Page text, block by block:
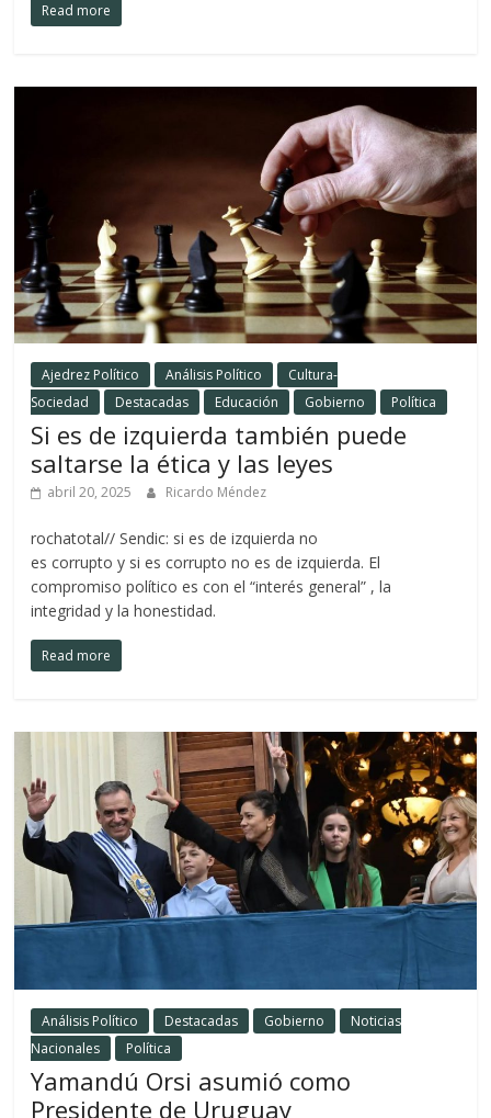
Read more
Ajedrez Político Análisis Político
Cultura-
Sociedad
Destacadas Educación Gobierno Política
Si es de izquierda también puede
saltarse la ética y las leyes
abril 20, 2025 Ricardo Méndez
rochatotal// Sendic: si es de izquierda no
es corrupto y si es corrupto no es de izquierda. El
compromiso político es con el “interés general” , la
integridad y la honestidad.
Read more
Análisis Político Destacadas Gobierno
Noticias
Nacionales
Política
Yamandú Orsi asumió como
Presidente de Uruguay